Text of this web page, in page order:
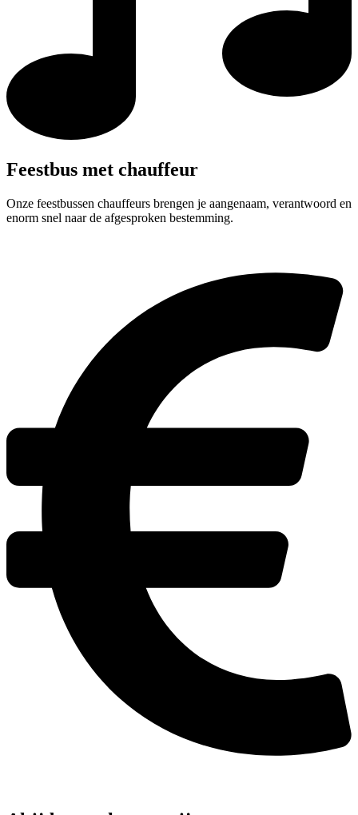
Feestbus met chauffeur
Onze feestbussen chauffeurs brengen je aangenaam, verantwoord en
enorm snel naar de afgesproken bestemming.